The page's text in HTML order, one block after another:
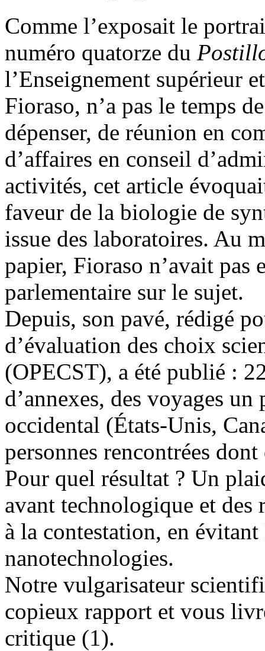
Comme l’exposait le
numéro quatorze du
l’Enseignement supérieur
Fioraso, n’a pas le temps
dépenser, de réunion en
d’affaires en conseil
activités, cet article
faveur de la biologie de
issue des laboratoires. Au
papier, Fioraso n’avait pas
parlementaire sur le sujet.
Depuis, son pavé, rédigé
d’évaluation des choix
(OPECST), a été publié :
d’annexes, des voyages
occidental (États-Unis,
personnes rencontrées
Pour quel résultat ? Un
avant technologique et des
à la contestation, en
nanotechnologies.
Notre vulgarisateur
copieux rapport et vous
critique (1).